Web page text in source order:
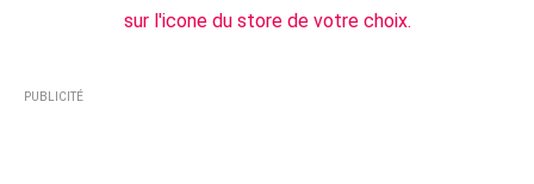
sur l'icone du store de votre choix.
PUBLICITÉ